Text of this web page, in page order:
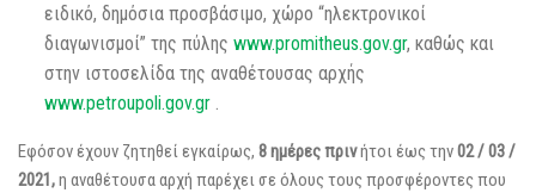
ειδικό, δημόσια προσβάσιμο, χώρο “ηλεκτρονικοί
διαγωνισμοί” της πύλης www.promitheus.gov.gr, καθώς και
στην ιστοσελίδα της αναθέτουσας αρχής
www.petroupoli.gov.gr .
Εφόσον έχουν ζητηθεί εγκαίρως, 8 ημέρεςπρινήτοι έως την02 / 03 /
2021,η αναθέτουσα αρχή παρέχει σε όλους τους προσφέροντες που